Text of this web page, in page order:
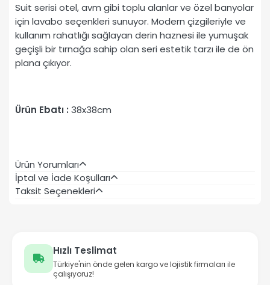
Suit serisi otel, avm gibi toplu alanlar ve özel banyolar
için lavabo seçenkleri sunuyor. Modern çizgileriyle ve
kullanım rahatlığı sağlayan derin haznesi ile yumuşak
geçişli bir tırnağa sahip olan seri estetik tarzı ile de ön
plana çıkıyor.
Ürün Ebatı : 38x38cm
Ürün Yorumları
İptal ve İade Koşulları
Taksit Seçenekleri
Hızlı Teslimat
Türkiye'nin önde gelen kargo ve lojistik firmaları ile
çalışıyoruz!